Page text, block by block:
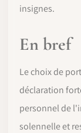
insignes.
En bref
Le choix de
déclaration
personnel de
solennelle et